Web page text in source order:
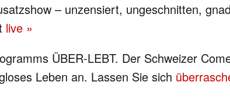
– unzensiert, ungeschnitten,
live »
ÜBER-LEBT. Der Schweizer
Leben an. Lassen Sie sich